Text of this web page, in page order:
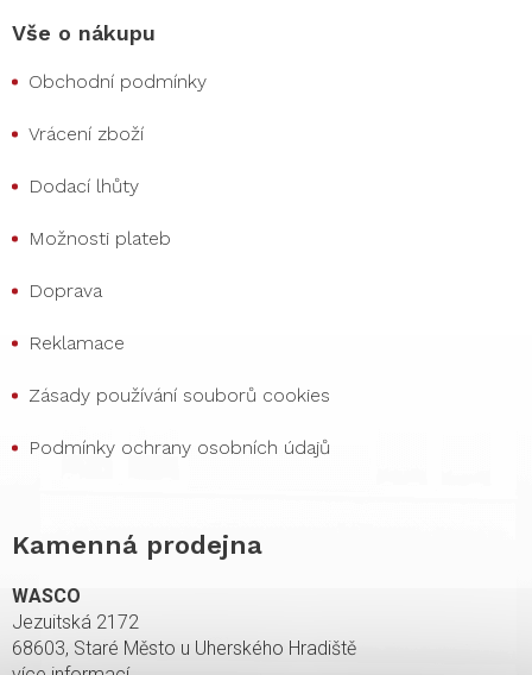
Vše o nákupu
Obchodní podmínky
Vrácení zboží
Dodací lhůty
Možnosti plateb
Doprava
Reklamace
Zásady používání souborů cookies
Podmínky ochrany osobních údajů
Kamenná prodejna
WASCO
Jezuitská 2172
68603, Staré Město u Uherského Hradiště